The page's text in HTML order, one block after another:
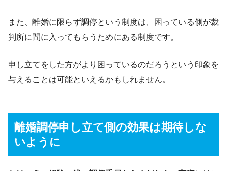
また、離婚に限らず調停という制度は、困っている側が裁
判所に間に入ってもらうためにある制度です。
申し立てをした方がより困っているのだろうという印象を
与えることは可能といえるかもしれません。
離婚調停申し立て側の効果は期待しな
いように